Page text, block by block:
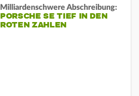
Milliardenschwere Abschreibung:
PORSCHE SE TIEF IN DEN
ROTEN ZAHLEN